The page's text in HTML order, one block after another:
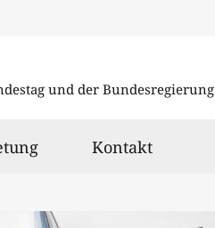
und der Bundesregierung
Kontakt